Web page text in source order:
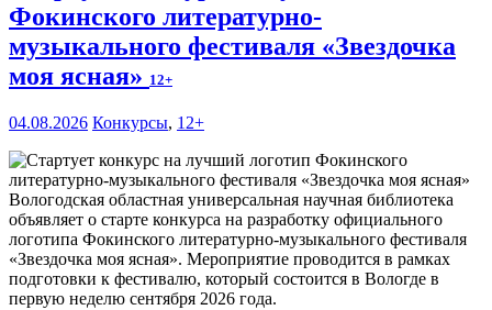
Фокинского литературно-
музыкального фестиваля «Звездочка
моя ясная» 12+
04.08.2026 Конкурсы, 12+
Вологодская областная универсальная научная библиотека
объявляет о старте конкурса на разработку официального
логотипа Фокинского литературно-музыкального фестиваля
«Звездочка моя ясная». Мероприятие проводится в рамках
подготовки к фестивалю, который состоится в Вологде в
первую неделю сентября 2026 года.